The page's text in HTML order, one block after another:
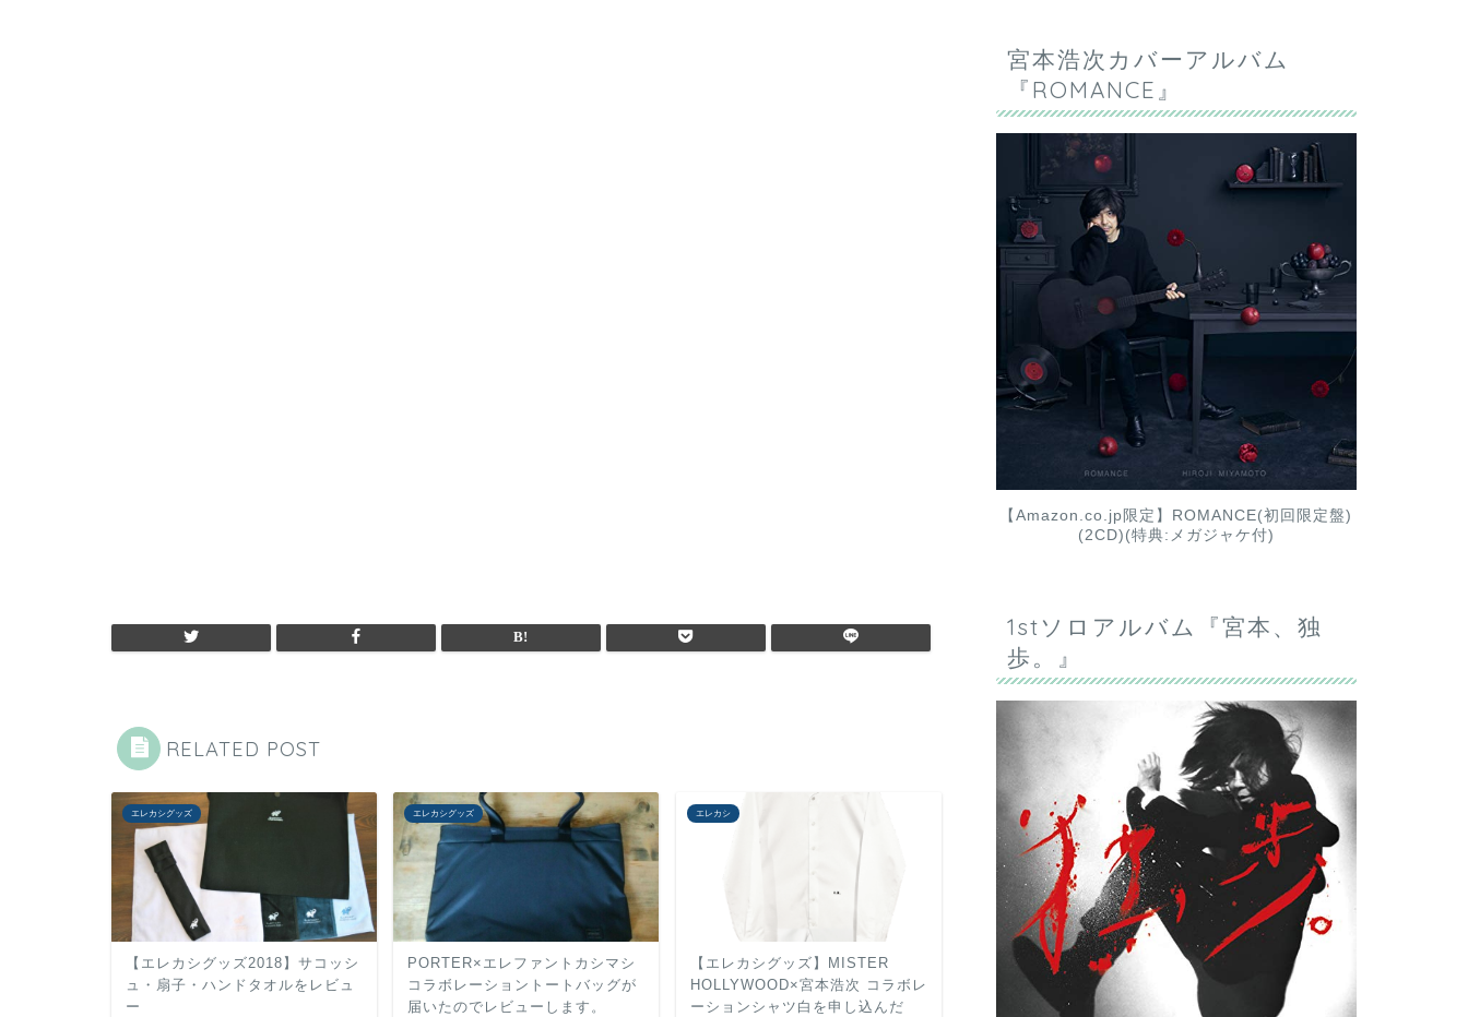
RELATED POST
エレカシグッズ
【エレカシグッズ2018】サコッシ
ュ・扇子・ハンドタオルをレビュ
ー
エレカシグッズ
PORTER×エレファントカシマシ
コラボレーショントートバッグが
届いたのでレビューします。
エレカシ
【エレカシグッズ】MISTER
HOLLYWOOD×宮本浩次 コラボレ
ーションシャツ白を申し込んだ
宮本浩次カバーアルバム
『ROMANCE』
【Amazon.co.jp限定】ROMANCE(初回限定盤)
(2CD)(特典:メガジャケ付)
1stソロアルバム『宮本、独
歩。』